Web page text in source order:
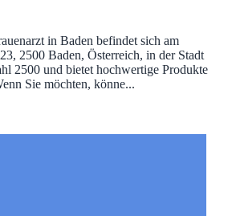
in Baden befindet sich am
2500 Baden, Österreich, in der Stadt
2500 und bietet hochwertige Produkte
Sie möchten, könne...